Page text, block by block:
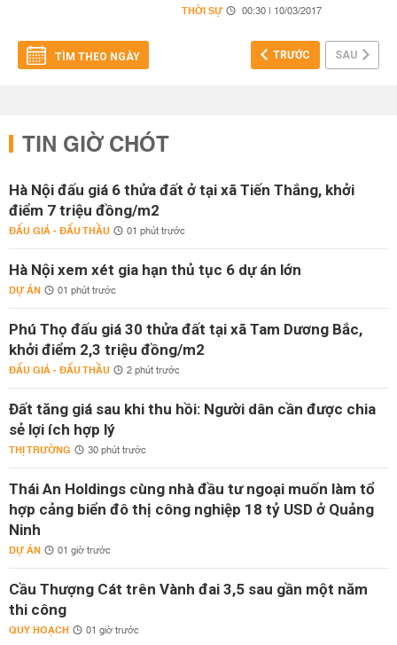
THỜI SỰ 00:30 | 10/03/2017
TÌM THEO NGÀY TRƯỚC SAU
TIN GIỜ CHÓT
Hà Nội đấu giá 6 thửa đất ở tại xã Tiến Thắng, khởi
điểm 7 triệu đồng/m2
ĐẤU GIÁ - ĐẤU THẦU 01 phút trước
Hà Nội xem xét gia hạn thủ tục 6 dự án lớn
DỰ ÁN 01 phút trước
Phú Thọ đấu giá 30 thửa đất tại xã Tam Dương Bắc,
khởi điểm 2,3 triệu đồng/m2
ĐẤU GIÁ - ĐẤU THẦU 2 phút trước
Đất tăng giá sau khi thu hồi: Người dân cần được chia
sẻ lợi ích hợp lý
THỊ TRƯỜNG 30 phút trước
Thái An Holdings cùng nhà đầu tư ngoại muốn làm tổ
hợp cảng biển đô thị công nghiệp 18 tỷ USD ở Quảng
Ninh
DỰ ÁN 01 giờ trước
Cầu Thượng Cát trên Vành đai 3,5 sau gần một năm
thi công
QUY HOẠCH 01 giờ trước